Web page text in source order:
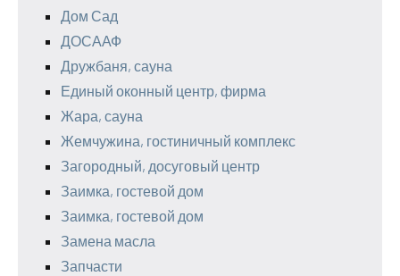
Дом Сад
ДОСААФ
Дружбаня, сауна
Единый оконный центр, фирма
Жара, сауна
Жемчужина, гостиничный комплекс
Загородный, досуговый центр
Заимка, гостевой дом
Заимка, гостевой дом
Замена масла
Запчасти